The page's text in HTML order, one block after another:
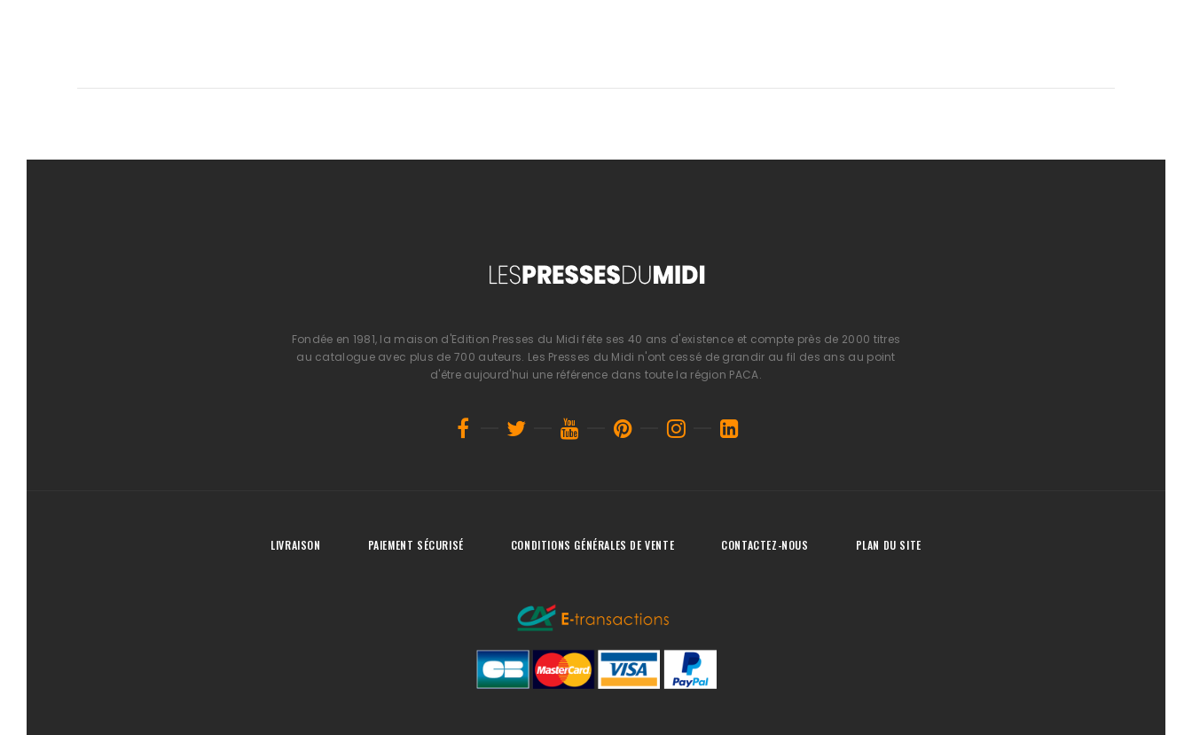
Fondée en 1981, la maison d'Edition Presses du Midi fête ses 40 ans d'existence et compte près de 2000 titres
au catalogue avec plus de 700 auteurs. Les Presses du Midi n'ont cessé de grandir au fil des ans au point
d'être aujourd'hui une référence dans toute la région PACA.
LIVRAISON PAIEMENT SÉCURISÉ CONDITIONS GÉNÉRALES DE VENTE CONTACTEZ-NOUS PLAN DU SITE